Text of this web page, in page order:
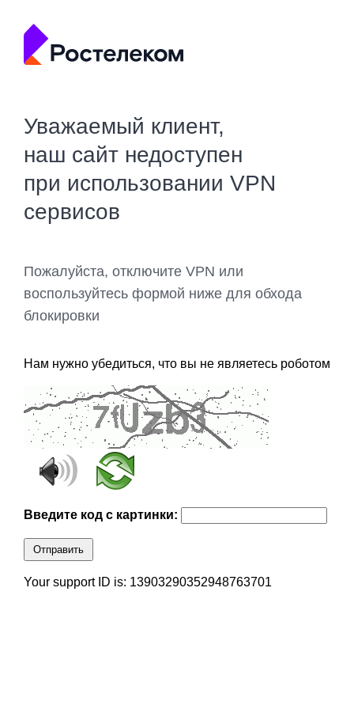
Уважаемый клиент,
наш сайт недоступен
при использовании VPN
сервисов
Пожалуйста, отключите VPN или
воспользуйтесь формой ниже для обхода
блокировки
Нам нужно убедиться, что вы не являетесь роботом
Введите код с картинки:
Отправить
Your support ID is: 13903290352948763701